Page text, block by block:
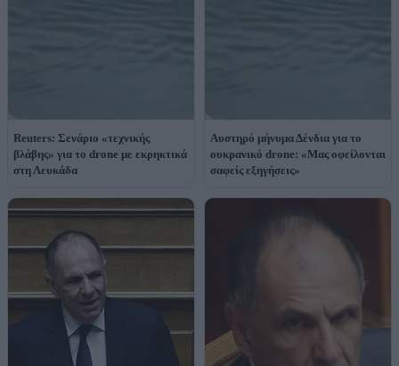
Reuters: Σενάριο «τεχνικής
βλάβης» για το drone με εκρηκτικά
στη Λευκάδα
Αυστηρό μήνυμα Δένδια για το
ουκρανικό drone: «Μας οφείλονται
σαφείς εξηγήσεις»